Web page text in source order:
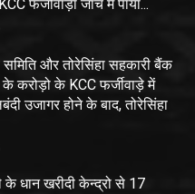
फर्जीवाड़ा जांच में पाया...
और तोरेसिंहा सहकारी बैंक
के करोड़ो के KCC फर्जीवाड़े में
उजागर होने के बाद, तोरेसिंहा
के धान खरीदी केन्द्रो से 17